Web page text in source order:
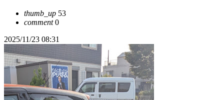
thumb_up 53
comment0
2025/11/23 08:31